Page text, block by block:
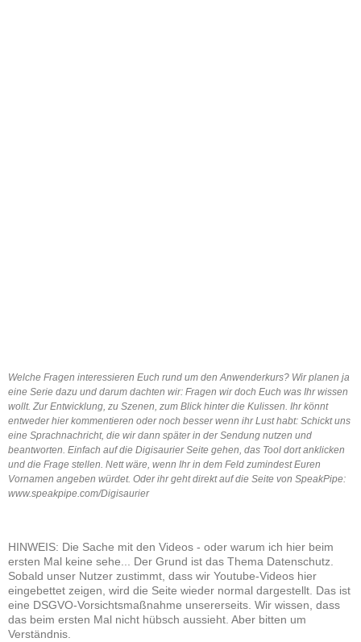
Welche Fragen interessieren Euch rund um den Anwenderkurs? Wir planen ja
eine Serie dazu und darum dachten wir: Fragen wir doch Euch was Ihr wissen
wollt. Zur Entwicklung, zu Szenen, zum Blick hinter die Kulissen. Ihr könnt
entweder hier kommentieren oder noch besser wenn ihr Lust habt: Schickt uns
eine Sprachnachricht, die wir dann später in der Sendung nutzen und
beantworten. Einfach auf die Digisaurier Seite gehen, das Tool dort anklicken
und die Frage stellen. Nett wäre, wenn Ihr in dem Feld zumindest Euren
Vornamen angeben würdet. Oder ihr geht direkt auf die Seite von SpeakPipe:
www.speakpipe.com/Digisaurier
HINWEIS: Die Sache mit den Videos - oder warum ich hier beim
ersten Mal keine sehe... Der Grund ist das Thema Datenschutz.
Sobald unser Nutzer zustimmt, dass wir Youtube-Videos hier
eingebettet zeigen, wird die Seite wieder normal dargestellt. Das ist
eine DSGVO-Vorsichtsmaßnahme unsererseits. Wir wissen, dass
das beim ersten Mal nicht hübsch aussieht. Aber bitten um
Verständnis.